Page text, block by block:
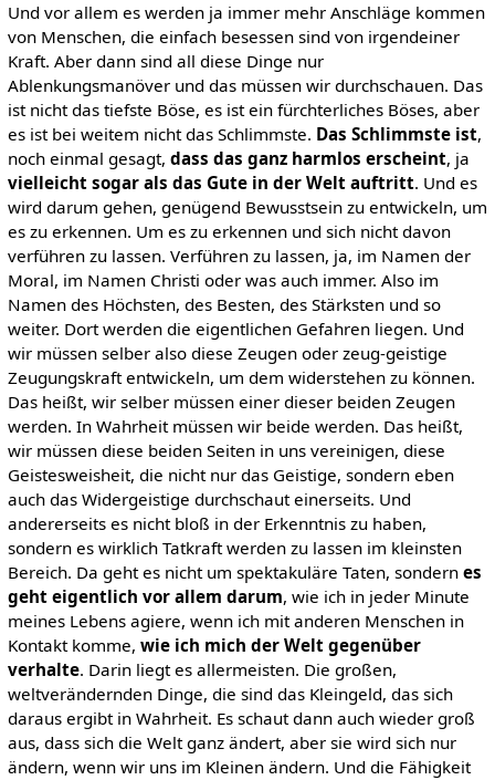
Und vor allem es werden ja immer mehr Anschläge kommen
von Menschen, die einfach besessen sind von irgendeiner
Kraft. Aber dann sind all diese Dinge nur
Ablenkungsmanöver und das müssen wir durchschauen. Das
ist nicht das tiefste Böse, es ist ein fürchterliches Böses, aber
es ist bei weitem nicht das Schlimmste. Das Schlimmste ist,
noch einmal gesagt, dass das ganz harmlos erscheint, ja
vielleicht sogar als das Gute in der Welt auftritt. Und es
wird darum gehen, genügend Bewusstsein zu entwickeln, um
es zu erkennen. Um es zu erkennen und sich nicht davon
verführen zu lassen. Verführen zu lassen, ja, im Namen der
Moral, im Namen Christi oder was auch immer. Also im
Namen des Höchsten, des Besten, des Stärksten und so
weiter. Dort werden die eigentlichen Gefahren liegen. Und
wir müssen selber also diese Zeugen oder zeug-geistige
Zeugungskraft entwickeln, um dem widerstehen zu können.
Das heißt, wir selber müssen einer dieser beiden Zeugen
werden. In Wahrheit müssen wir beide werden. Das heißt,
wir müssen diese beiden Seiten in uns vereinigen, diese
Geistesweisheit, die nicht nur das Geistige, sondern eben
auch das Widergeistige durchschaut einerseits. Und
andererseits es nicht bloß in der Erkenntnis zu haben,
sondern es wirklich Tatkraft werden zu lassen im kleinsten
Bereich. Da geht es nicht um spektakuläre Taten, sondern es
geht eigentlich vor allem darum, wie ich in jeder Minute
meines Lebens agiere, wenn ich mit anderen Menschen in
Kontakt komme, wie ich mich der Welt gegenüber
verhalte. Darin liegt es allermeisten. Die großen,
weltverändernden Dinge, die sind das Kleingeld, das sich
daraus ergibt in Wahrheit. Es schaut dann auch wieder groß
aus, dass sich die Welt ganz ändert, aber sie wird sich nur
ändern, wenn wir uns im Kleinen ändern. Und die Fähigkeit